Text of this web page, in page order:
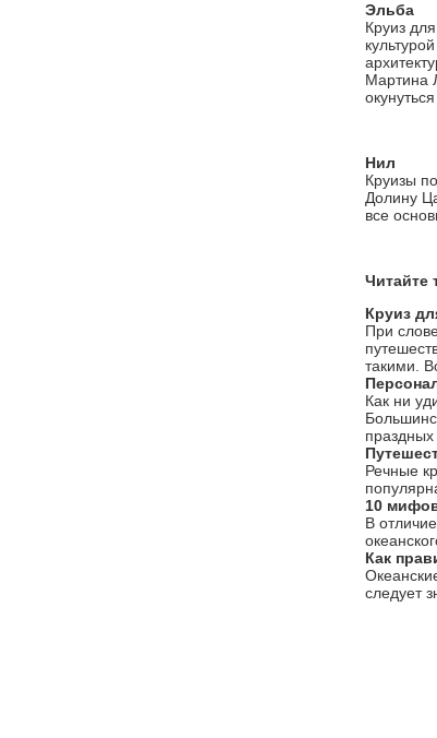
Эльба
Круиз
Мартина
Нил
Круизы
Долину
все
Читайте
Круиз
При
такими.
Как ни
Речные
10
В
Как
следует